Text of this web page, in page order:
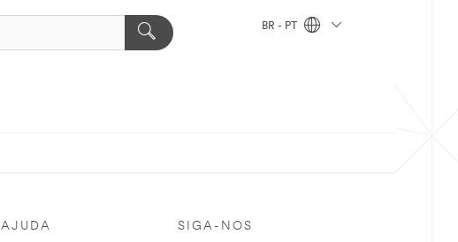
BR - PT
AJUDA SIGA-NOS